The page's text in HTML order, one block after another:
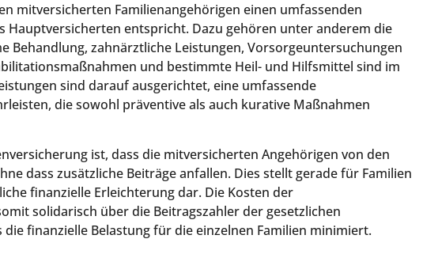
mitversicherten Familienangehörigen einen umfassenden
Hauptversicherten entspricht. Dazu gehören unter anderem die
Behandlung, zahnärztliche Leistungen, Vorsorgeuntersuchungen
und bestimmte Heil- und Hilfsmittel sind im
sind darauf ausgerichtet, eine umfassende
die sowohl präventive als auch kurative Maßnahmen
ist, dass die mitversicherten Angehörigen von den
dass zusätzliche Beiträge anfallen. Dies stellt gerade für Familien
finanzielle Erleichterung dar. Die Kosten der
solidarisch über die Beitragszahler der gesetzlichen
finanzielle Belastung für die einzelnen Familien minimiert.